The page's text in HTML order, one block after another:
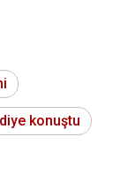
diye konuştu